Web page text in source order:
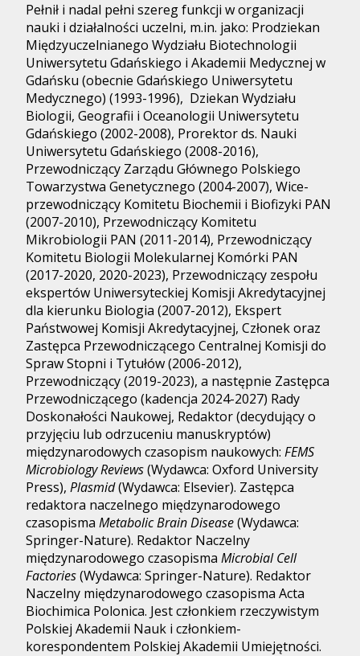
Pełnił i nadal pełni szereg funkcji w organizacji
nauki i działalności uczelni, m.in. jako: Prodziekan
Międzyuczelnianego Wydziału Biotechnologii
Uniwersytetu Gdańskiego i Akademii Medycznej w
Gdańsku (obecnie Gdańskiego Uniwersytetu
Medycznego) (1993-1996), Dziekan Wydziału
Biologii, Geografii i Oceanologii Uniwersytetu
Gdańskiego (2002-2008), Prorektor ds. Nauki
Uniwersytetu Gdańskiego (2008-2016),
Przewodniczący Zarządu Głównego Polskiego
Towarzystwa Genetycznego (2004-2007), Wice-
przewodniczący Komitetu Biochemii i Biofizyki PAN
(2007-2010), Przewodniczący Komitetu
Mikrobiologii PAN (2011-2014), Przewodniczący
Komitetu Biologii Molekularnej Komórki PAN
(2017-2020, 2020-2023), Przewodniczący zespołu
ekspertów Uniwersyteckiej Komisji Akredytacyjnej
dla kierunku Biologia (2007-2012), Ekspert
Państwowej Komisji Akredytacyjnej, Członek oraz
Zastępca Przewodniczącego Centralnej Komisji do
Spraw Stopni i Tytułów (2006-2012),
Przewodniczący (2019-2023), a następnie Zastępca
Przewodniczącego (kadencja 2024-2027) Rady
Doskonałości Naukowej, Redaktor (decydujący o
przyjęciu lub odrzuceniu manuskryptów)
międzynarodowych czasopism naukowych: FEMS
Microbiology Reviews(Wydawca: Oxford University
Press), Plasmid(Wydawca: Elsevier). Zastępca
redaktora naczelnego międzynarodowego
czasopisma Metabolic Brain Disease(Wydawca:
Springer-Nature). Redaktor Naczelny
międzynarodowego czasopisma Microbial Cell
Factories(Wydawca: Springer-Nature). Redaktor
Naczelny międzynarodowego czasopisma Acta
Biochimica Polonica. Jest członkiem rzeczywistym
Polskiej Akademii Nauk i członkiem-
korespondentem Polskiej Akademii Umiejętności.